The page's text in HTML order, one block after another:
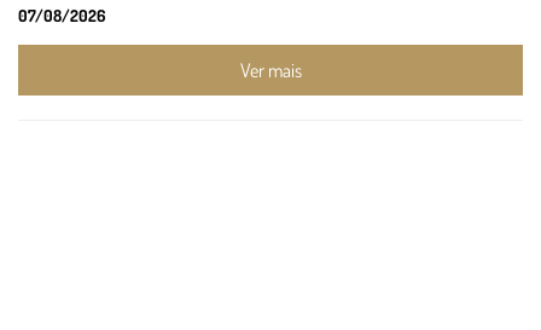
07/08/2026
Ver mais